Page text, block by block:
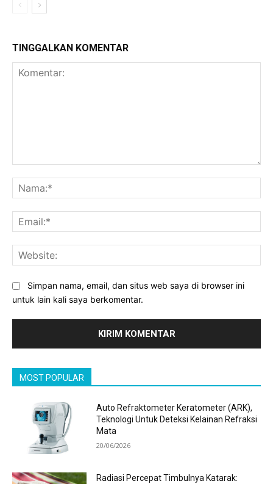
TINGGALKAN KOMENTAR
Simpan nama, email, dan situs web saya di browser ini
untuk lain kali saya berkomentar.
MOST POPULAR
Auto Refraktometer Keratometer (ARK),
Teknologi Untuk Deteksi Kelainan Refraksi
Mata
20/06/2026
Radiasi Percepat Timbulnya Katarak: